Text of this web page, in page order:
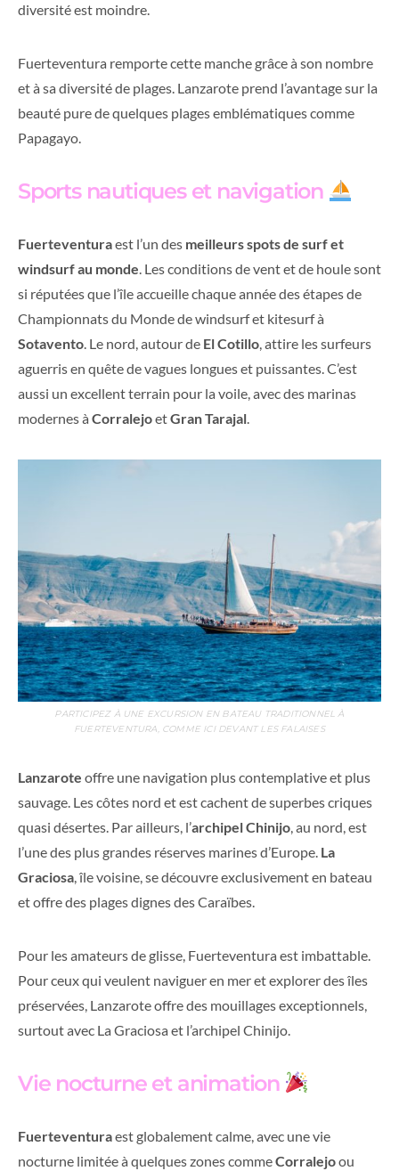
diversité est moindre.
Fuerteventura remporte cette manche grâce à son nombre
et à sa diversité de plages. Lanzarote prend l’avantage sur la
beauté pure de quelques plages emblématiques comme
Papagayo.
Sports nautiques et navigation
Fuerteventuraest l’un des meilleurs spots de surf et
windsurf au monde. Les conditions de vent et de houle sont
si réputées que l’île accueille chaque année des étapes de
Championnats du Monde de windsurf et kitesurf à
Sotavento. Le nord, autour de El Cotillo, attire les surfeurs
aguerris en quête de vagues longues et puissantes. C’est
aussi un excellent terrain pour la voile, avec des marinas
modernes à CorralejoetGran Tarajal.
PARTICIPEZ À UNE EXCURSION EN BATEAU TRADITIONNEL À
FUERTEVENTURA, COMME ICI DEVANT LES FALAISES
Lanzarote offre une navigation plus contemplative et plus
sauvage. Les côtes nord et est cachent de superbes criques
quasi désertes. Par ailleurs, l’archipel Chinijo, au nord, est
l’une des plus grandes réserves marines d’Europe. La
Graciosa, île voisine, se découvre exclusivement en bateau
et offre des plages dignes des Caraïbes.
Pour les amateurs de glisse, Fuerteventura est imbattable.
Pour ceux qui veulent naviguer en mer et explorer des îles
préservées, Lanzarote offre des mouillages exceptionnels,
surtout avec La Graciosa et l’archipel Chinijo.
Vie nocturne et animation
Fuerteventuraest globalement calme, avec une vie
nocturne limitée à quelques zones commeCorralejoou